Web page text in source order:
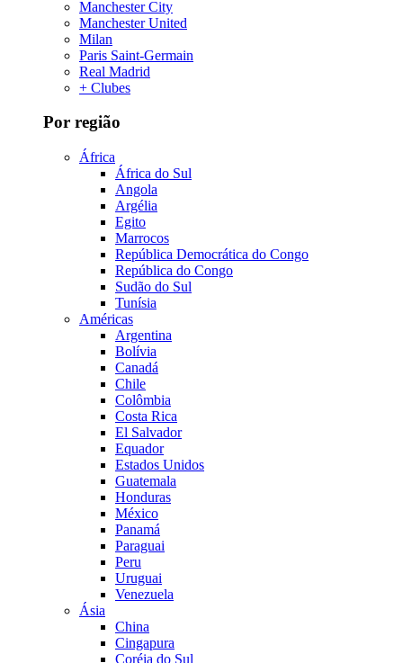
Manchester City
Manchester United
Milan
Paris Saint-Germain
Real Madrid
+ Clubes
Por região
África
África do Sul
Angola
Argélia
Egito
Marrocos
República Democrática do Congo
República do Congo
Sudão do Sul
Tunísia
Américas
Argentina
Bolívia
Canadá
Chile
Colômbia
Costa Rica
El Salvador
Equador
Estados Unidos
Guatemala
Honduras
México
Panamá
Paraguai
Peru
Uruguai
Venezuela
Ásia
China
Cingapura
Coréia do Sul